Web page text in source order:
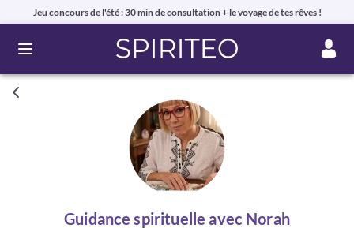
Jeu concours de l'été : 30 min de consultation + le voyage de tes rêves !
Ouvrir le menu
Guidance spirituelle avec Norah